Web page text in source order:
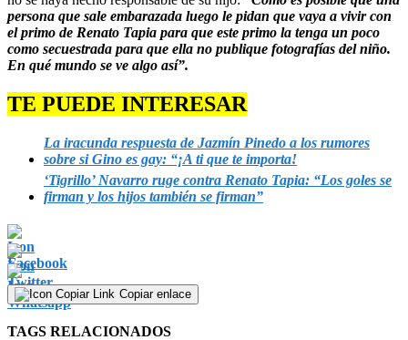
persona que sale embarazada luego le pidan que vaya a vivir con
el primo de Renato Tapia para que este primo la tenga un poco
como secuestrada para que ella no publique fotografías del niño.
En qué mundo se ve algo así”.
TE PUEDE INTERESAR
La iracunda respuesta de Jazmín Pinedo a los rumores
sobre si Gino es gay: “¡A ti que te importa!
‘Tigrillo’ Navarro ruge contra Renato Tapia: “Los goles se
firman y los hijos también se firman”
Copiar enlace
TAGS RELACIONADOS